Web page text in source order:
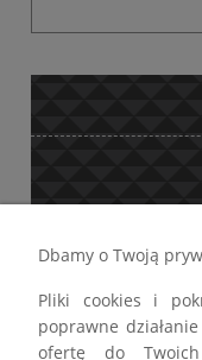
Dbamy o Twoją
Pliki cookies i
poprawne
ofertę do Twoich